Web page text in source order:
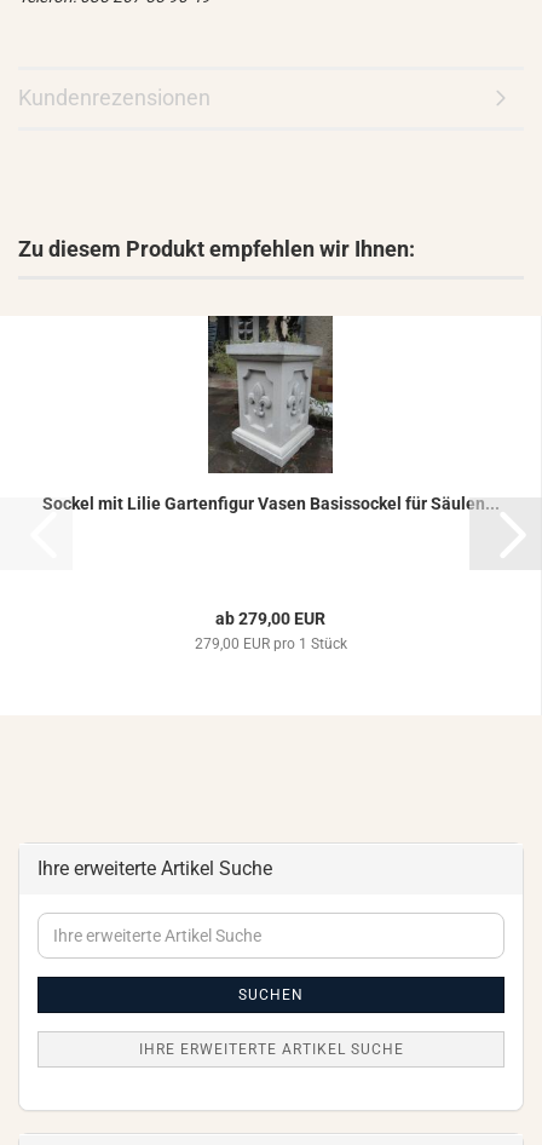
Kundenrezensionen
Zu diesem Produkt empfehlen wir Ihnen:
So­ckel mit Lilie Gar­ten­fi­gur Vasen Ba­sis­so­ckel für Säu­len...
ab 279,00 EUR
279,00 EUR pro 1 Stück
Ihre erweiterte Artikel Suche
Ihre
erweiterte
SUCHEN
IHRE ERWEITERTE ARTIKEL SUCHE